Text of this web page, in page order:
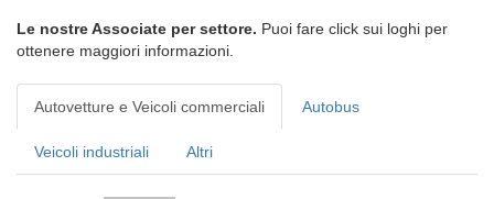
Le nostre Associate per settore. Puoi fare click sui loghi per
ottenere maggiori informazioni.
Autovetture e Veicoli commerciali Autobus
Veicoli industriali Altri